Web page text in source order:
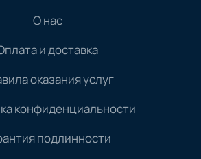
О нас
и доставка
оказания услуг
конфиденциальности
подлинности